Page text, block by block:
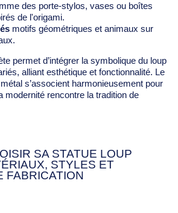
des porte-stylos, vases ou boîtes
de l'origami.
motifs géométriques et animaux sur
permet d’intégrer la symbolique du loup
alliant esthétique et fonctionnalité. Le
s’associent harmonieusement pour
modernité rencontre la tradition de
SA STATUE LOUP
STYLES ET
FABRICATION